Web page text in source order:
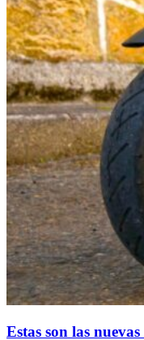
Estas son las